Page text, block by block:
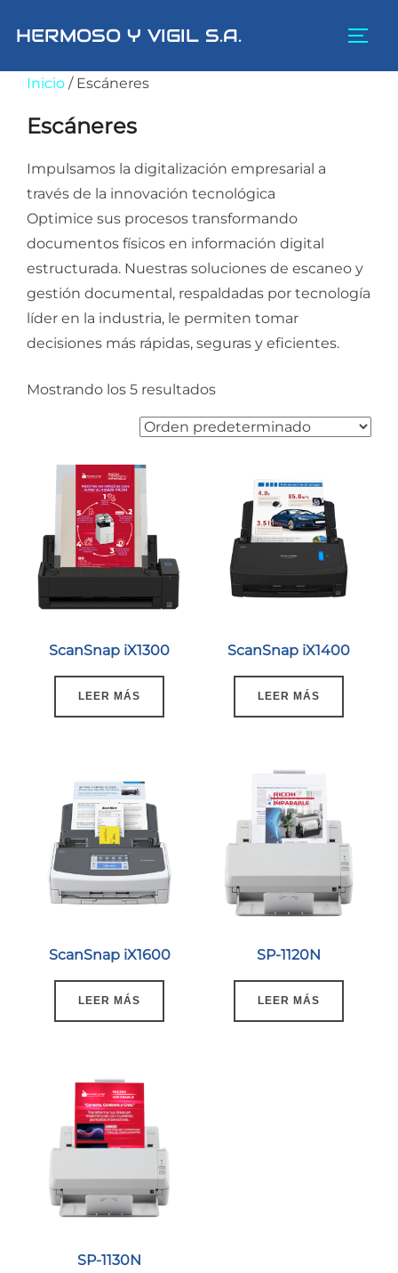
HERMOSO Y VIGIL S.A.
Inicio / Escáneres
Escáneres
Impulsamos la digitalización empresarial a
través de la innovación tecnológica
Optimice sus procesos transformando
documentos físicos en información digital
estructurada. Nuestras soluciones de escaneo y
gestión documental, respaldadas por tecnología
líder en la industria, le permiten tomar
decisiones más rápidas, seguras y eficientes.
Mostrando los 5 resultados
ScanSnap iX1300
LEER MÁS
ScanSnap iX1400
LEER MÁS
ScanSnap iX1600
LEER MÁS
SP-1120N
LEER MÁS
SP-1130N